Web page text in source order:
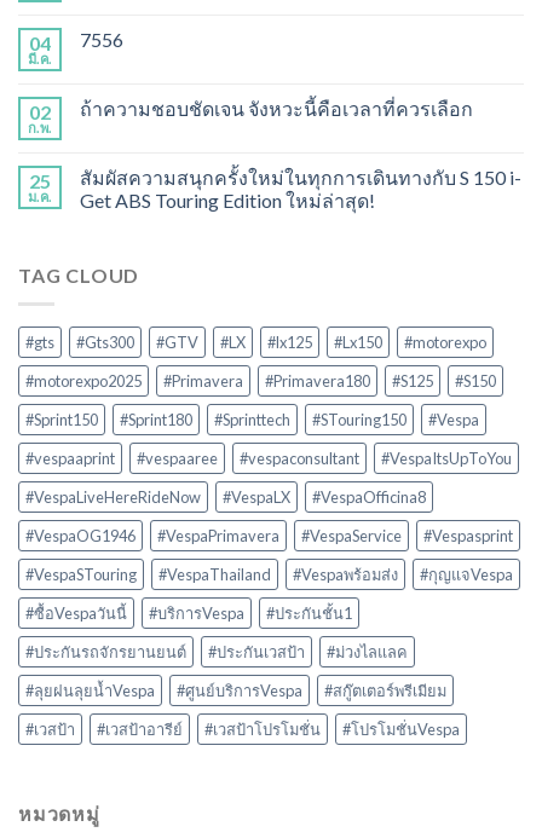
04
มี.ค.
7556
02
ก.พ.
ถ้าความชอบชัดเจน จังหวะนี้คือเวลาที่ควรเลือก
25
ม.ค.
สัมผัสความสนุกครั้งใหม่ในทุกการเดินทางกับ S 150 i-
Get ABS Touring Edition ใหม่ล่าสุด!
TAG CLOUD
#gts #Gts300 #GTV #LX #lx125 #Lx150
#motorexpo
#motorexpo2025
#Primavera #Primavera180 #S125
#S150
#Sprint150
#Sprint180 #Sprinttech #STouring150
#Vespa
#vespaaprint
#vespaaree #vespaconsultant
#VespaItsUpToYou
#VespaLiveHereRideNow
#VespaLX
#VespaOfficina8
#VespaOG1946
#VespaPrimavera #VespaService
#Vespasprint
#VespaSTouring
#VespaThailand #Vespaพร้อมส่ง
#กุญแจVespa
#ซื้อVespaวันนี้
#บริการVespa
#ประกันชั้น1
#ประกันรถจักรยานยนต์
#ประกันเวสป้า
#ม่วงไลแลค
#ลุยฝนลุยน้ำVespa
#ศูนย์บริการVespa
#สกู๊ตเตอร์พรีเมียม
#เวสป้า
#เวสป้าอารีย์ #เวสป้าโปรโมชั่น #โปรโมชั่นVespa
หมวดหมู่